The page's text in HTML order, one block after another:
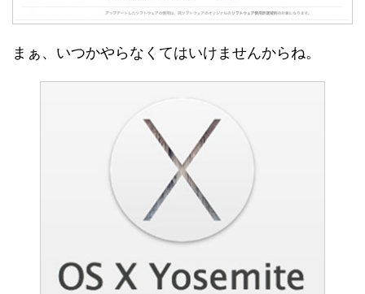
まぁ、いつかやらなくてはいけませんからね。